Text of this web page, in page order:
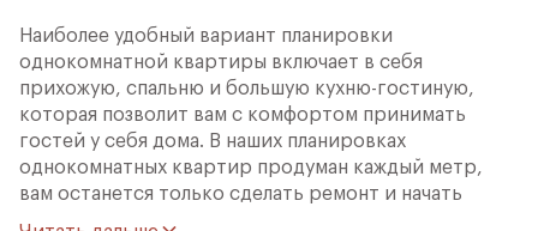
Наиболее удобный вариант планировки
однокомнатной квартиры включает в себя
прихожую, спальню и большую кухню-гостиную,
которая позволит вам с комфортом принимать
гостей у себя дома. В наших планировках
однокомнатных квартир продуман каждый метр,
вам останется только сделать ремонт и начать
праздновать новоселье!